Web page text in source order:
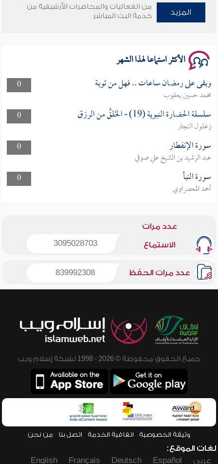
وأمنهم من خوف 9
المزيد
من الفعاليات والمحاضرات الأرشيفية من
خدمة البث المباشر
الأكثر استماعا لهذا الشهر
0 وبقى على رمضان ساعات .. فهل من توبة
محمد حسين يعقوب
0
سلسلة الحضارة النبوية (19) - الخَلقُ من الرزق
زغلول النجار
0
سورة الإنفطار
عبد الرشيد بن الشيخ علي صوفي
0
سورة النبأ
أحمد المعصراوي
عدد مرات
الاستماع 3095028703
عدد مرات الحفظ 839992308
جميع الحقوق محفوظة © 2026 - 1998 لشبكة إسلام ويب
وثيقة الخصوصية اتفاقية الخدمة اتصل بنا من نحن
لغات الموقع:
عربي
Español
Deutsch
Français
English